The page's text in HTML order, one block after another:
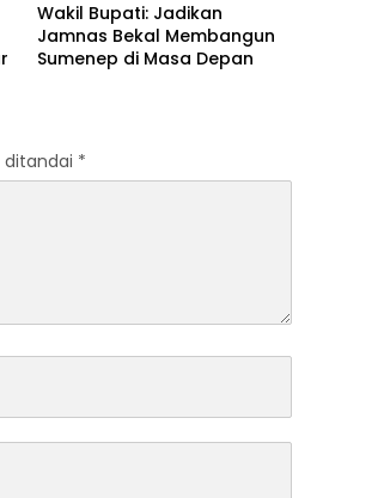
Wakil Bupati: Jadikan
Jamnas Bekal Membangun
Sumenep di Masa Depan
ditandai *